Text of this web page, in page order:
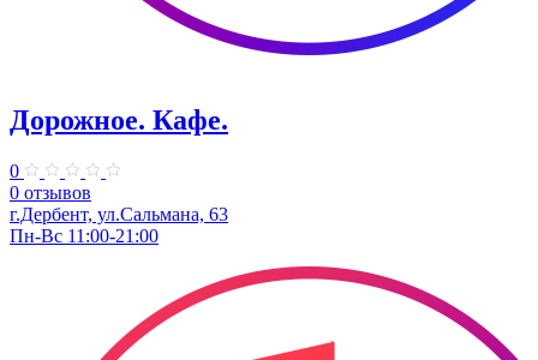
Дорожное. Кафе.
0
0 отзывов
г.Дербент, ул.Сальмана, 63
Пн-Вс 11:00-21:00